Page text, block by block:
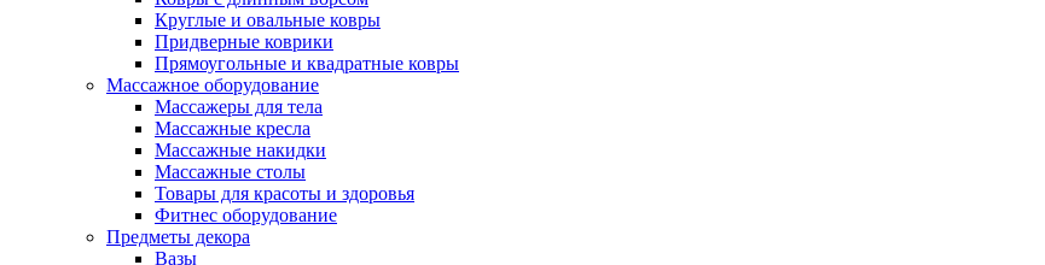
Круглые и овальные ковры
Придверные коврики
Прямоугольные и квадратные ковры
Массажное оборудование
Массажеры для тела
Массажные кресла
Массажные накидки
Массажные столы
Товары для красоты и здоровья
Фитнес оборудование
Предметы декора
Вазы